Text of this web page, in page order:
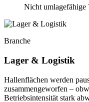
Nicht umlagefähige
Branche
Lager & Logistik
Hallenflächen werden
zusammengeworfen –
Betriebsintensität stark